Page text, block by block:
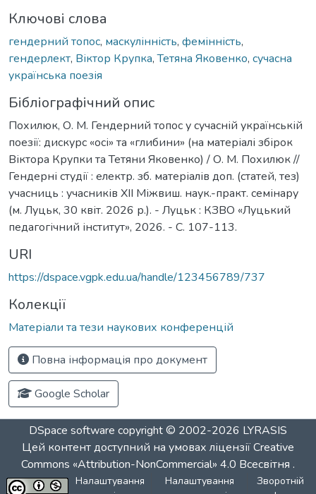
Ключові слова
гендерний топос, маскулінність, фемінність,
гендерлект, Віктор Крупка,Тетяна Яковенко, сучасна
українська поезія
Бібліографічний опис
Похилюк, О. М. Гендерний топос у сучасній українській
поезії: дискурс «осі» та «глибини» (на матеріалі збірок
Віктора Крупки та Тетяни Яковенко) / О. М. Похилюк //
Гендерні студії : електр. зб. матеріалів доп. (статей, тез)
учасниць : учасників ХІІ Міжвиш. наук.-практ. семінару
(м. Луцьк, 30 квіт. 2026 р.). - Луцьк : КЗВО «Луцький
педагогічний інститут», 2026. - С. 107-113.
URI
https://dspace.vgpk.edu.ua/handle/123456789/737
Колекції
Матеріали та тези наукових конференцій
Повна інформація про документ
Google Scholar
DSpace software copyright © 2002-2026 LYRASIS
Цей контент доступний на умовах ліцензіїCreative
Commons «Attribution-NonCommercial» 4.0 Всесвітня .
Налаштування
Налаштування
Зворотній